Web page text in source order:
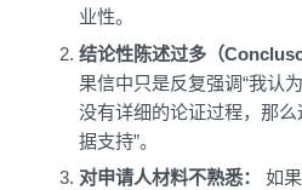
业性。
结论性陈述过多（
果信中只是反复强调“我认
没有详细的论证过程，那
据支持”。
对申请人材料不熟悉：
如